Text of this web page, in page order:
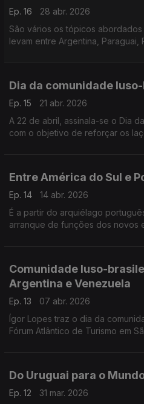
Ep. 16
28 abr. 2026
São vários os tópicos
levam entre Argentina, Paraguai,
Dia da comunidade
Ep. 15
21 abr. 2026
A 22 de abril, assinala-se o Dia
com o objetivo de reforçar os
Entre América do Sul e
Ep. 14
14 abr. 2026
É a partir do arquiélago
arranque de funções dos novos
Comunidade luso-
Argentina e Venezuela
Ep. 13
07 abr. 2026
Ígor Lopes traz o dia da
Fórum Atlântico de Turismo em
Do Uruguai para o
Ep. 12
31 mar. 2026